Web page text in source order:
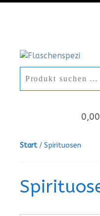
Start/ Spirituosen